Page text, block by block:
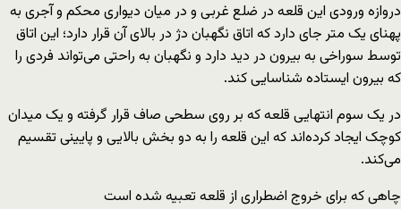
دروازه ورودی این قلعه در ضلع غربی و در میان دیواری محکم و آجری به
پهنای یک متر جای دارد که اتاق نگهبان دژ در بالای آن قرار دارد؛ این اتاق
توسط سوراخی به بیرون در دید دارد و نگهبان به راحتی می‌تواند فردی را
که بیرون ایستاده شناسایی کند.
در یک سوم انتهایی قلعه که بر روی سطحی صاف قرار گرفته و یک میدان
کوچک ایجاد کرده‌اند که این قلعه را به دو بخش بالایی و پایینی تقسیم
می‌کند.
چاهی که برای خروج اضطراری از قلعه تعبیه شده است